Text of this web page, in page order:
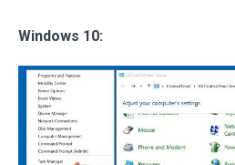
Windows 10: